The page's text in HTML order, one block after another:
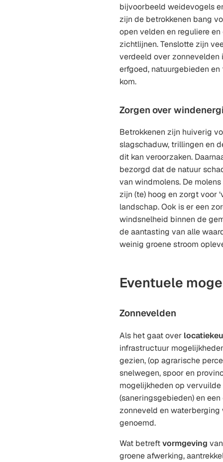
bijvoorbeeld weidevogels
zijn de betrokkenen bang
open velden en reguliere
zichtlijnen. Tenslotte zijn
verdeeld over zonnevelden
erfgoed, natuurgebieden
kom.
Zorgen over
Betrokkenen zijn huiverig
slagschaduw, trillingen en
dit kan veroorzaken.
bezorgd dat de natuur
van windmolens. De
zijn (te) hoog en zorgt voor
landschap. Ook is er een
windsnelheid binnen de
de aantasting van alle
weinig groene stroom
Eventuele
Zonnevelden
Als het gaat over
infrastructuur
gezien, (op agrarische
snelwegen, spoor en
mogelijkheden op vervuilde
(saneringsgebieden) en
zonneveld en waterberging
genoemd.
Wat betreftvormgeving
groene afwerking,